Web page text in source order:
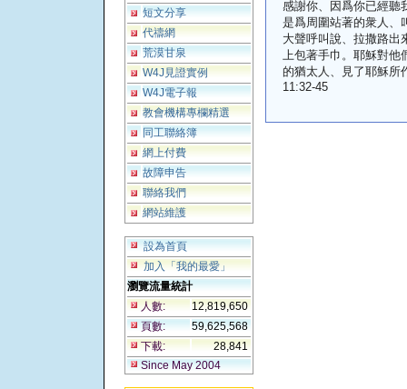
短文分享
代禱網
荒漠甘泉
W4J見證實例
W4J電子報
教會機構專欄精選
同工聯絡簿
網上付費
故障申告
聯絡我們
網站維護
設為首頁
加入「我的最愛」
瀏覽流量統計
人數:
12,819,650
頁數:
59,625,568
下載:
28,841
Since May 2004
感謝你、因爲你已經聽
是爲周圍站著的衆人、
大聲呼叫說、拉撒路出
上包著手巾。耶穌對他
的猶太人、見了耶穌所
11:32-45